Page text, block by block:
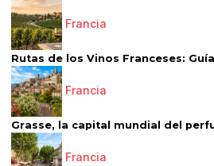
Francia
Rutas de los Vinos Franceses:
Francia
Grasse, la capital mundial del
Francia